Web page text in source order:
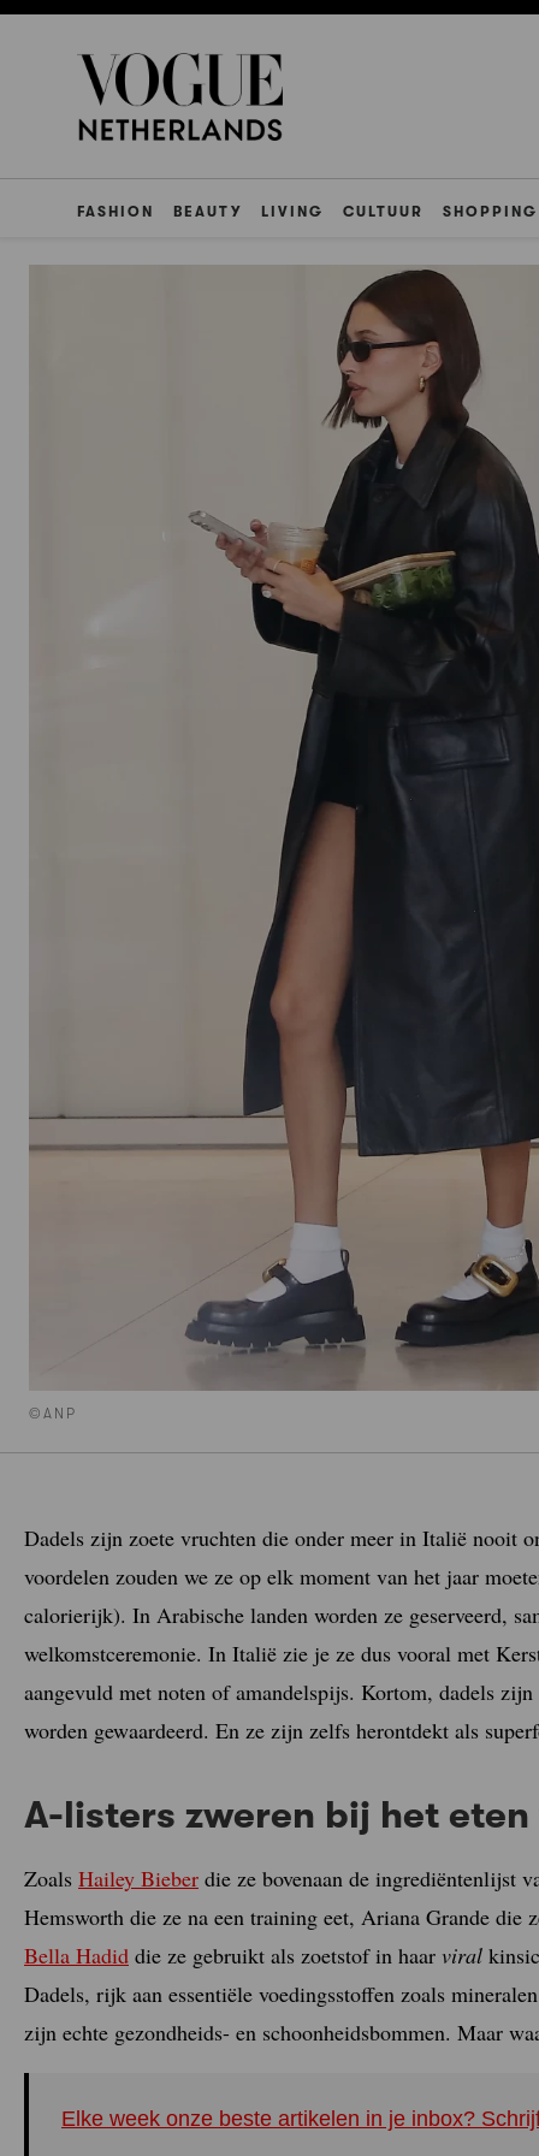
FASHION BEAUTY LIVING CULTUUR SHOPPING
©ANP
Dadels zijn zoete vruchten die onder meer in Italië nooit
voordelen zouden we ze op elk moment van het jaar
calorierijk). In Arabische landen worden ze geserveerd,
welkomstceremonie. In Italië zie je ze dus vooral met
aangevuld met noten of amandelspijs. Kortom, dadels
worden gewaardeerd. En ze zijn zelfs herontdekt als
A-listers zweren bij het
Zoals Hailey Bieber die ze bovenaan de ingrediëntenlijst
Hemsworth die ze na een training eet, Ariana Grande die
Bella Hadid die ze gebruikt als zoetstof in haar viral
Dadels, rijk aan essentiële voedingsstoffen zoals
zijn echte gezondheids- en schoonheidsbommen. Maar
Elke week onze beste artikelen in je inbox?